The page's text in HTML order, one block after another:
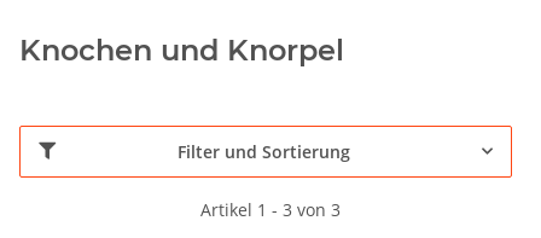
Knochen und Knorpel
Filter und Sortierung
Artikel 1 - 3 von 3